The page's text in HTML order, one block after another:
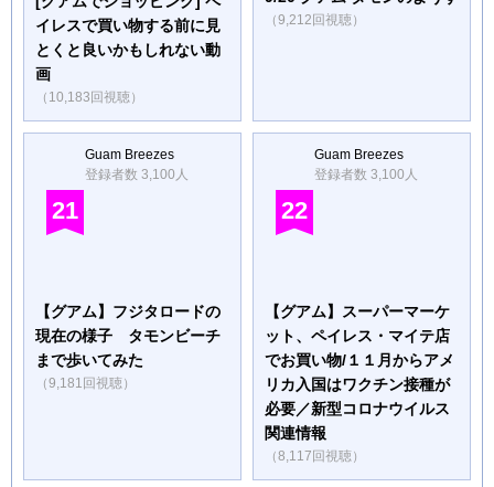
イレスで買い物する前に見
とくと良いかもしれない動
画
（10,183回視聴）
（9,212回視聴）
Guam Breezes
登録者数 3,100人
21
【グアム】フジタロードの
現在の様子 タモンビーチ
まで歩いてみた
（9,181回視聴）
Guam Breezes
登録者数 3,100人
22
【グアム】スーパーマーケ
ット、ペイレス・マイテ店
でお買い物/１１月からアメ
リカ入国はワクチン接種が
必要／新型コロナウイルス
関連情報
（8,117回視聴）